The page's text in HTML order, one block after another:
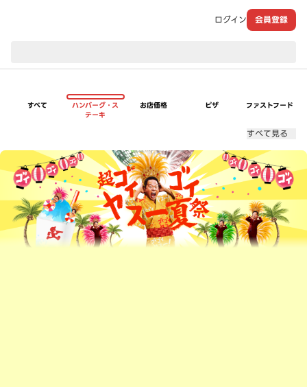
ログイン 会員登録
すべて
ハンバーグ・ス
テーキ
お店価格 ピザ ファストフード
すべて見る
超ゴイゴイヤスー夏祭